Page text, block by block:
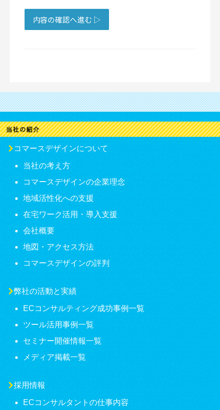
コマースデザインについて
当社の考え方
コマースデザインの企業理念
地域活性化への支援
在宅ワーク活用・導入支援
会社概要
地図・アクセス方法
コマースデザインの評判
弊社の活動と実績
ECコンサルティング成功事例一覧
ツール活用事例一覧
セミナー開催情報一覧
メディア掲載一覧
採用情報
ECコンサルタントの仕事内容